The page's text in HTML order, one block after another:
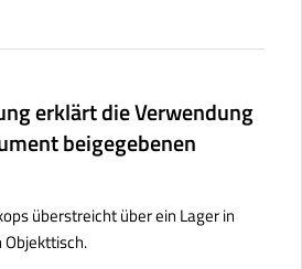
erklärt die Verwendung
beigegebenen
überstreicht über ein Lager in